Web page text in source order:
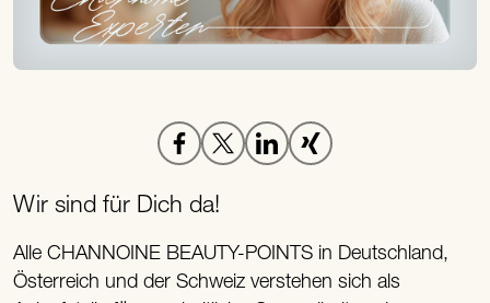
Wir sind für Dich da!
Alle CHANNOINE BEAUTY-POINTS in Deutschland,
Österreich und der Schweiz verstehen sich als